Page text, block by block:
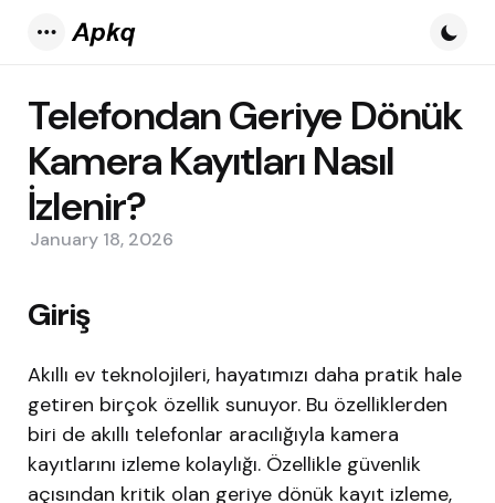
Telefondan Geriye Dönük
Kamera Kayıtları Nasıl
İzlenir?
January 18, 2026
Giriş
Akıllı ev teknolojileri, hayatımızı daha pratik hale
getiren birçok özellik sunuyor. Bu özelliklerden
biri de akıllı telefonlar aracılığıyla kamera
kayıtlarını izleme kolaylığı. Özellikle güvenlik
açısından kritik olan geriye dönük kayıt izleme,